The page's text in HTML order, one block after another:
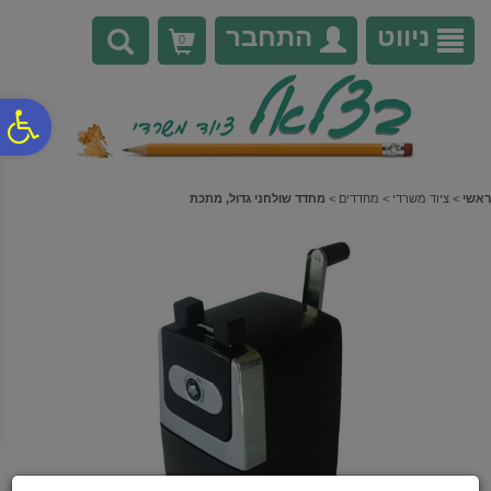
נגישות
אתר
המרכזי
ניווט התחבר 0
ראשי > ציוד משרדי > מחדדים > מחדד שולחני גדול, מתכת